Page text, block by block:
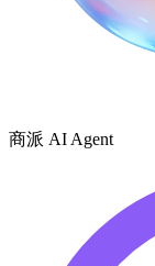
商派 AI Agent